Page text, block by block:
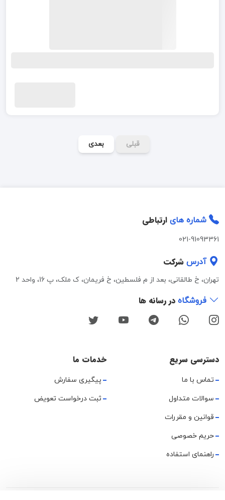
قبلی بعدی
شماره های ارتباطی
021-91093361
آدرس شرکت
تهران، خ طالقانی، بعد از م فلسطین، خ فریمان، ک ملک، پ 16، واحد 2
فروشگاه در رسانه ها
دسترسی سریع
تماس با ما
سوالات متداول
قوانین و مقررات
حریم خصوصی
راهنمای استفاده
خدمات ما
پیگیری سفارش
ثبت درخواست تعویض